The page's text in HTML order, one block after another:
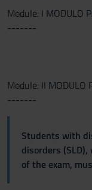
Module: I MODULO
-------
Module: II MODULO
-------
Students with
disorders
of the exam,